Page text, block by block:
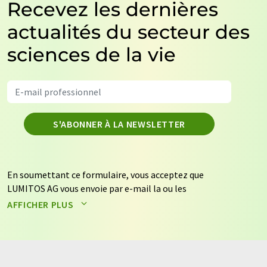
Recevez les dernières
actualités du secteur des
sciences de la vie
S'ABONNER À LA NEWSLETTER
En soumettant ce formulaire, vous acceptez que
LUMITOS AG vous envoie par e-mail la ou les
newsletters sélectionnées ci-dessus. Vos données ne
protection des données
. LUMITOS peut vous contacter
AFFICHER PLUS